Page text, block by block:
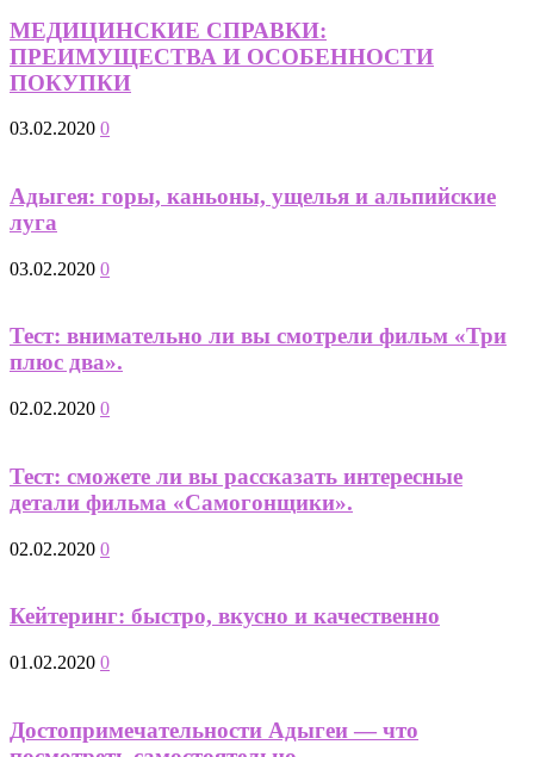
МЕДИЦИНСКИЕ СПРАВКИ:
ПРЕИМУЩЕСТВА И ОСОБЕННОСТИ
ПОКУПКИ
03.02.2020 0
Адыгея: горы, каньоны, ущелья и альпийские
луга
03.02.2020 0
Тест: внимательно ли вы смотрели фильм «Три
плюс два».
02.02.2020 0
Тест: сможете ли вы рассказать интересные
детали фильма «Самогонщики».
02.02.2020 0
Кейтеринг: быстро, вкусно и качественно
01.02.2020 0
Достопримечательности Адыгеи — что